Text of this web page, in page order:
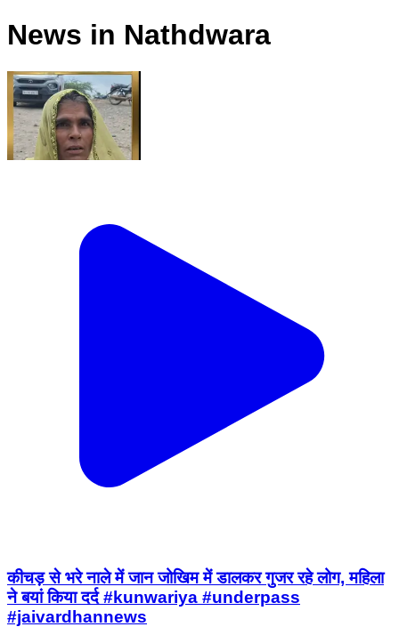
News in Nathdwara
कीचड़ से भरे नाले में जान जोखिम में डालकर गुजर रहे लोग, महिला
ने बयां किया दर्द #kunwariya #underpass
#jaivardhannews